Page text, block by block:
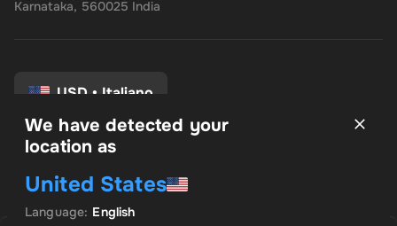
Karnataka, 560025 India
USD • Italiano
politica sulla riservatezza
Politica di rimborso
Preferenze di consenso
We have detected your
location as
United States
Language: English